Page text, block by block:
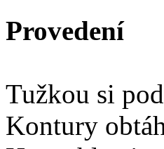
Provedení
Tužkou si
Kontury